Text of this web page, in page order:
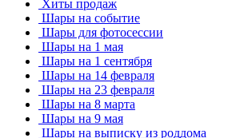
Хиты продаж
Шары на событие
Шары для фотосессии
Шары на 1 мая
Шары на 1 сентября
Шары на 14 февраля
Шары на 23 февраля
Шары на 8 марта
Шары на 9 мая
Шары на выписку из роддома